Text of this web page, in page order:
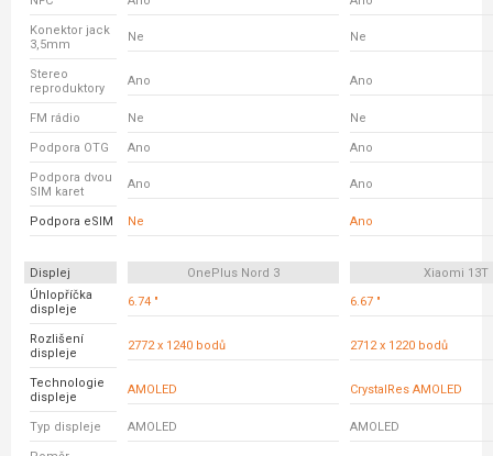
Konektor jack
3,5mm
Ne Ne
Stereo
reproduktory
Ano Ano
FM rádio Ne Ne
Podpora OTG Ano Ano
Podpora dvou
SIM karet
Ano Ano
Podpora eSIM Ne Ano
Displej OnePlus Nord 3
Xiaomi 13T
Úhlopříčka
displeje
6.74 " 6.67 "
Rozlišení
displeje
2772 x 1240 bodů 2712 x 1220 bodů
Technologie
displeje
AMOLED CrystalRes AMOLED
Typ displeje AMOLED AMOLED